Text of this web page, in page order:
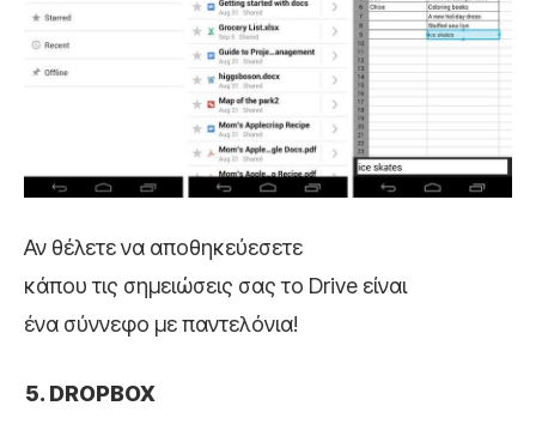
Αν θέλετε να αποθηκεύεσετε
κάπου τις σημειώσεις σας το Drive είναι
ένα σύννεφο με παντελόνια!
DROPBOX